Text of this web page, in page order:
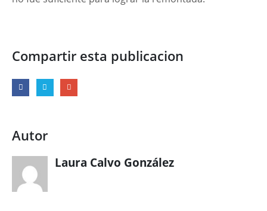
Compartir esta publicacion
Autor
Laura Calvo González